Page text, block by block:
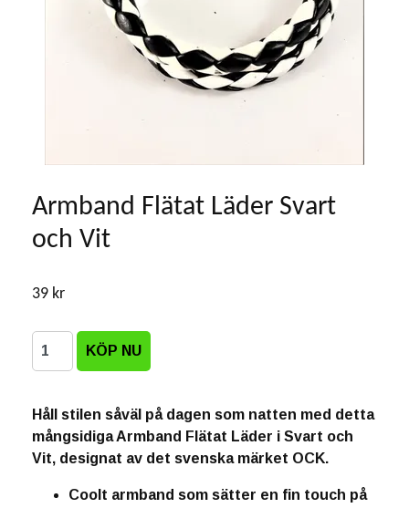
Armband Flätat Läder Svart
och Vit
39 kr
Håll stilen såväl på dagen som natten med detta
mångsidiga Armband Flätat Läder i Svart och
Vit, designat av det svenska märket OCK.
Coolt armband som sätter en fin touch på